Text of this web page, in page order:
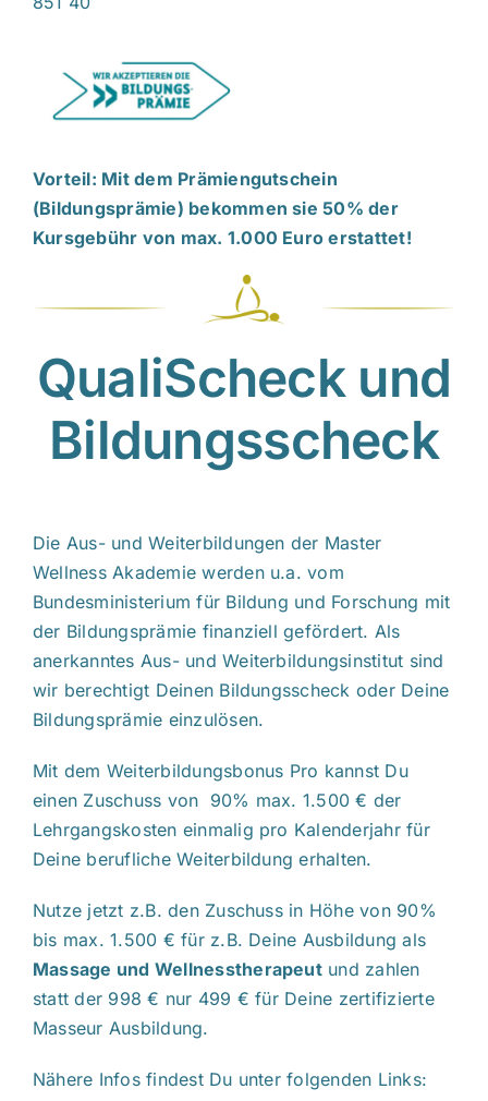
Vorteil: Mit dem Prämiengutschein
(Bildungsprämie) bekommen sie 50% der
Kursgebühr von max. 1.000 Euro erstattet!
QualiScheck und
Bildungsscheck
Die Aus- und Weiterbildungen der Master
Wellness Akademie werden u.a. vom
Bundesministerium für Bildung und Forschung mit
der Bildungsprämie finanziell gefördert. Als
anerkanntes Aus- und Weiterbildungsinstitut sind
wir berechtigt Deinen Bildungsscheck oder Deine
Bildungsprämie einzulösen.
Mit dem Weiterbildungsbonus Pro kannst Du
einen Zuschuss von 90% max. 1.500 € der
Lehrgangskosten einmalig pro Kalenderjahr für
Deine berufliche Weiterbildung erhalten.
Nutze jetzt z.B. den Zuschuss in Höhe von 90%
bis max. 1.500 € für z.B. Deine Ausbildung als
Massage und Wellnesstherapeut und zahlen
statt der 998 € nur 499 € für Deine zertifizierte
Masseur Ausbildung.
Nähere Infos findest Du unter folgenden Links: